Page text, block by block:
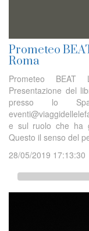
Prometeo
Roma
Prometeo BEAT
Presentazione del
presso lo
e sul ruolo che ha
Questo il senso del
28/05/2019 17:13:30